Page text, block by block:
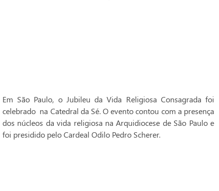
Em São Paulo, o Jubileu da Vida Religiosa Consagrada foi
celebrado na Catedral da Sé. O evento contou com a presença
dos núcleos da vida religiosa na Arquidiocese de São Paulo e
foi presidido pelo Cardeal Odilo Pedro Scherer.